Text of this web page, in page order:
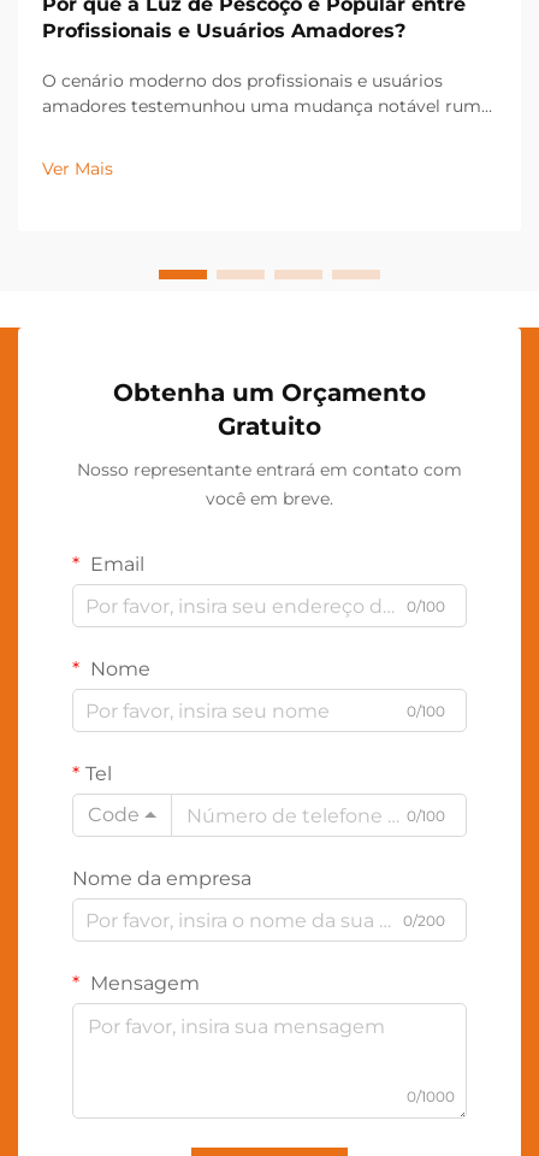
Profissionais e Usuários Amadores?
O cenário moderno dos profissionais e usuários
amadores testemunhou uma mudança notável rumo
pescoço surgindo como uma ferramenta
indispensável em diversos setores industriais e
Ver Mais
Obtenha um Orçamento
Gratuito
Nosso representante entrará em contato com
você em breve.
Email
0/100
Nome
0/100
Tel
Code
0/100
Nome da empresa
0/200
Mensagem
0/1000